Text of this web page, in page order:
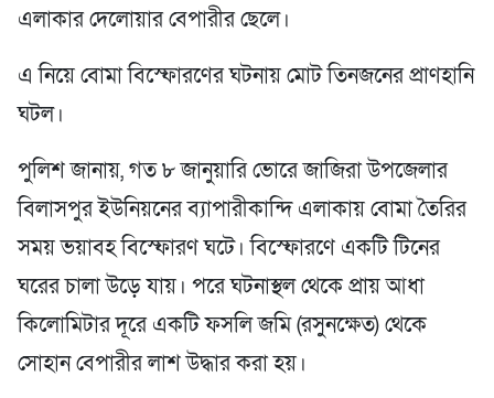
এলাকার দেলোয়ার বেপারীর ছেলে।
এ নিয়ে বোমা বিস্ফোরণের ঘটনায় মোট তিনজনের প্রাণহানি
ঘটল।
পুলিশ জানায়, গত ৮ জানুয়ারি ভোরে জাজিরা উপজেলার
বিলাসপুর ইউনিয়নের ব্যাপারীকান্দি এলাকায় বোমা তৈরির
সময় ভয়াবহ বিস্ফোরণ ঘটে। বিস্ফোরণে একটি টিনের
ঘরের চালা উড়ে যায়। পরে ঘটনাস্থল থেকে প্রায় আধা
কিলোমিটার দূরে একটি ফসলি জমি (রসুনক্ষেত) থেকে
সোহান বেপারীর লাশ উদ্ধার করা হয়।